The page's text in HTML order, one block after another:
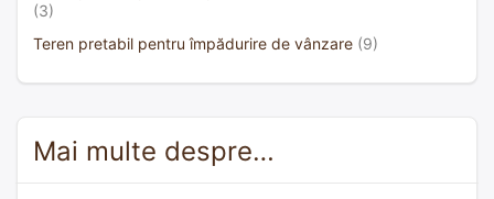
(3)
Teren pretabil pentru împădurire de vânzare (9)
Mai multe despre…